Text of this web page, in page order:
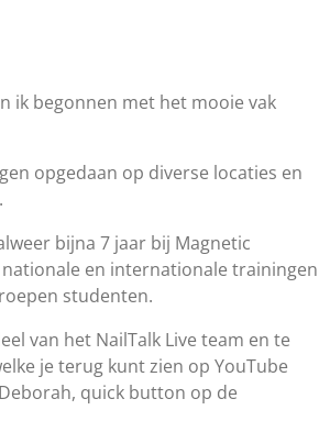
ik begonnen met het mooie vak
opgedaan op diverse locaties en
bijna 7 jaar bij Magnetic
en internationale trainingen
studenten.
van het NailTalk Live team en te
je terug kunt zien op YouTube
quick button op de